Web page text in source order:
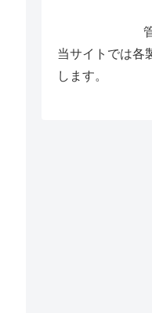
当サイトでは各
します。